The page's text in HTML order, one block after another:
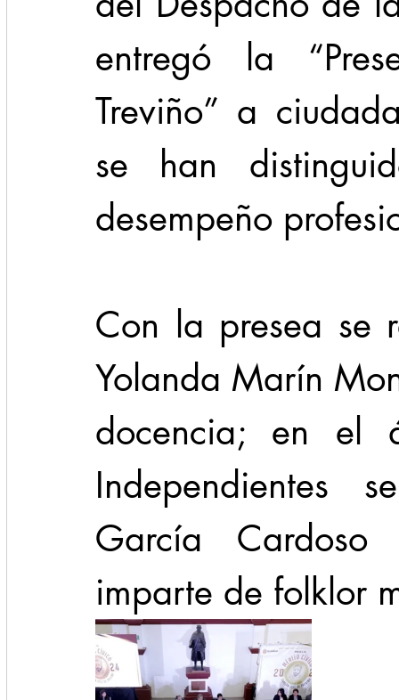
entregó la
Treviño” a
se han
desempeño
Con la presea se
Yolanda Marín
docencia; en el
Independientes
García
imparte de folklor